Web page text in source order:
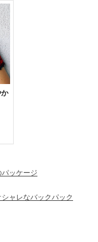
ッケージ
ャレなバックパック